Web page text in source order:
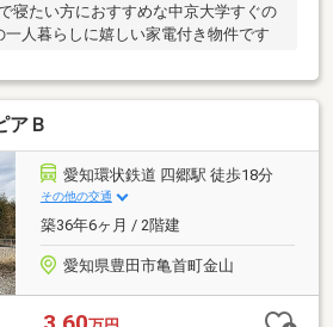
寝たい方におすすめな中京大学すぐの
人暮らしに嬉しい家電付き物件です
アＢ
愛知環状鉄道 四郷駅 徒歩18分
その他の交通
築36年6ヶ月 / 2階建
愛知県豊田市亀首町金山